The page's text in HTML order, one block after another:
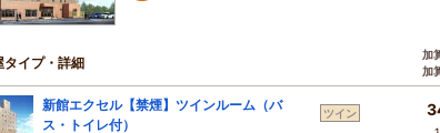
タイプ・詳細
加
加
新館エクセル【禁煙】ツインルーム（バ
ス・トイレ付）
ツイン